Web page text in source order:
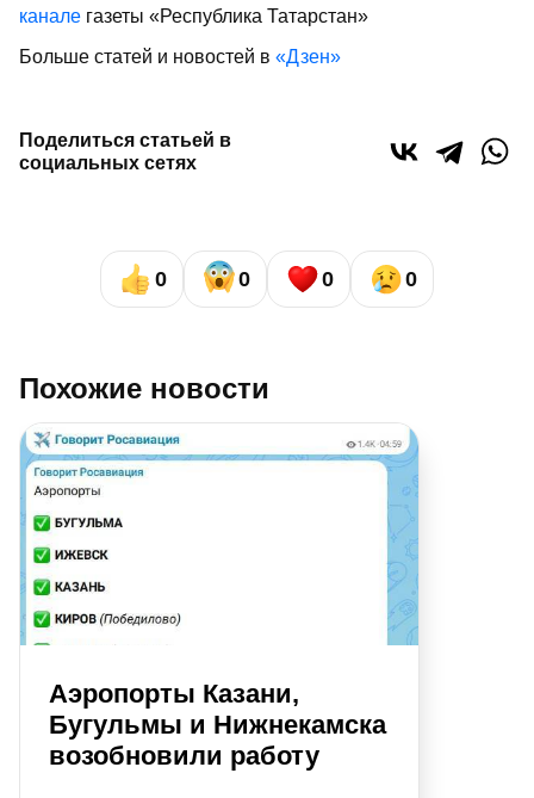
канале газеты «Республика Татарстан»
Больше статей и новостей в «Дзен»
Поделиться статьей в
социальных сетях
0 0 0 0
Похожие новости
Аэропорты Казани,
Бугульмы и Нижнекамска
возобновили работу